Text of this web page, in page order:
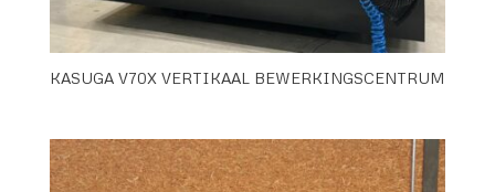
KASUGA V70X VERTIKAAL BEWERKINGSCENTRUM